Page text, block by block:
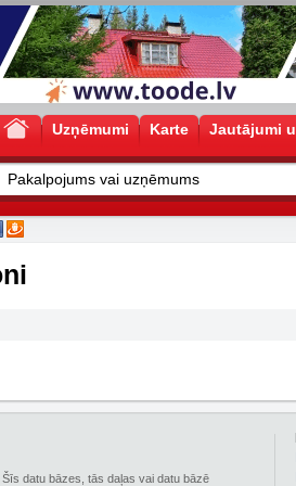
Uzņēmumi Karte Jautājumi
datu bāzes, tās daļas vai datu bāzē